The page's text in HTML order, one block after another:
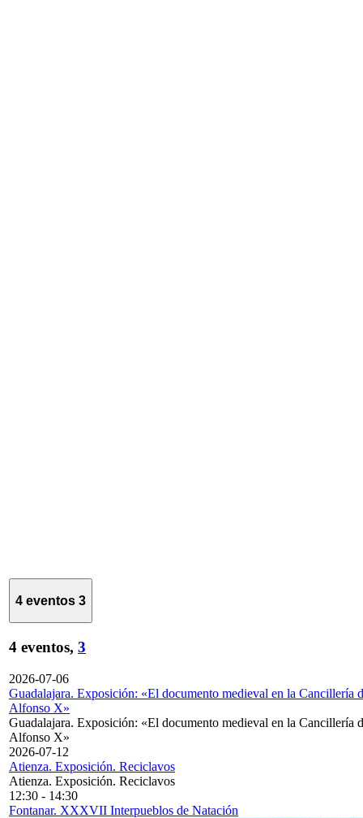
4 eventos 3
4 eventos, 3
2026-07-06
Guadalajara. Exposición: «El documento medieval en la Cancillería
Alfonso X»
Guadalajara. Exposición: «El documento medieval en la Cancillería
Alfonso X»
2026-07-12
Atienza. Exposición. Reciclavos
Atienza. Exposición. Reciclavos
12:30 - 14:30
Fontanar. XXXVII Interpueblos de Natación